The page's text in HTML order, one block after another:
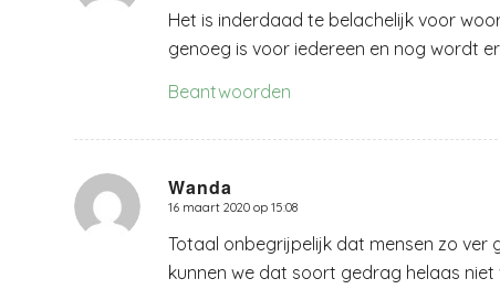
Het is inderdaad te belachelijk voor
genoeg is voor iedereen en nog wordt
Beantwoorden
Wanda
zegt:
16 maart 2020 op 15:08
Totaal onbegrijpelijk dat mensen zo ver
kunnen we dat soort gedrag helaas